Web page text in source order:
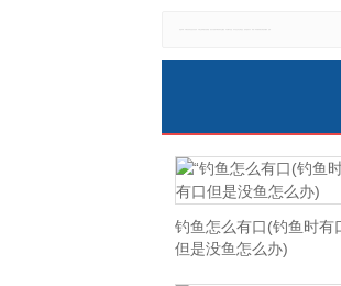
钓鱼怎么有口(钓鱼时有
但是没鱼怎么办)